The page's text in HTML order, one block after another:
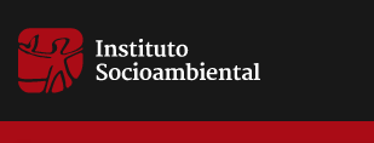
para
conteúdo